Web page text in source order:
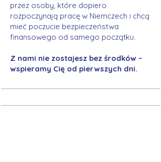
przez osoby, które dopiero
rozpoczynają pracę w Niemczech i chcą
mieć poczucie bezpieczeństwa
finansowego od samego początku.
Z nami nie zostajesz bez środków –
wspieramy Cię od pierwszych dni.